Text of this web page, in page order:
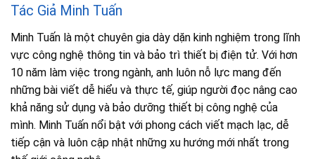
Tác Giả Minh Tuấn
Minh Tuấn là một chuyên gia dày dặn kinh nghiệm trong lĩnh
vực công nghệ thông tin và bảo trì thiết bị điện tử. Với hơn
10 năm làm việc trong ngành, anh luôn nỗ lực mang đến
những bài viết dễ hiểu và thực tế, giúp người đọc nâng cao
khả năng sử dụng và bảo dưỡng thiết bị công nghệ của
mình. Minh Tuấn nổi bật với phong cách viết mạch lạc, dễ
tiếp cận và luôn cập nhật những xu hướng mới nhất trong